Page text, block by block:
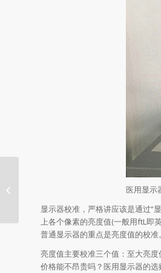
医用显示
显示器校准，严格讲应该是通过“
上各个像素的亮度值(一般用ftL即
普通显示器的重点是亮度值的校准。
亮度值主要校准三个值：至大亮
价格能不昂贵吗？医用显示器的
医用显示器的显示模式是什么？